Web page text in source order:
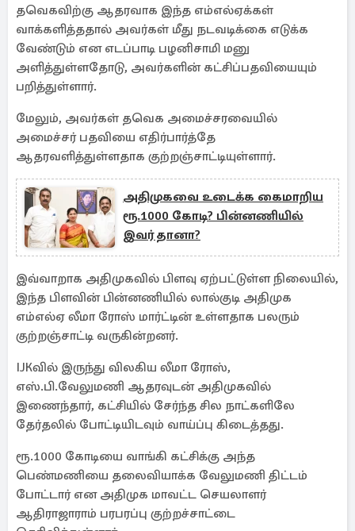
தவெகவிற்கு ஆதரவாக இந்த எம்எல்ஏக்கள்
வாக்களித்ததால் அவர்கள் மீது நடவடிக்கை எடுக்க
வேண்டும் என எடப்பாடி பழனிசாமி மனு
அளித்துள்ளதோடு, அவர்களின் கட்சிப்பதவியையும்
பறித்துள்ளார்.
மேலும், அவர்கள் தவெக அமைச்சரவையில்
அமைச்சர் பதவியை எதிர்பார்த்தே
ஆதரவளித்துள்ளதாக குற்றஞ்சாட்டியுள்ளார்.
அதிமுகவை உடைக்க கைமாறிய
ரூ.1000 கோடி? பின்னணியில்
இவர் தானா?
இவ்வாறாக அதிமுகவில் பிளவு ஏற்பட்டுள்ள நிலையில்,
இந்த பிளவின் பின்னணியில் லால்குடி அதிமுக
எம்எல்ஏ லீமா ரோஸ் மார்ட்டின் உள்ளதாக பலரும்
குற்றஞ்சாட்டி வருகின்றனர்.
IJKவில் இருந்து விலகிய லீமா ரோஸ்,
எஸ்.பி.வேலுமணி ஆதரவுடன் அதிமுகவில்
இணைந்தார், கட்சியில் சேர்ந்த சில நாட்களிலே
தேர்தலில் போட்டியிடவும் வாய்ப்பு கிடைத்தது.
ரூ.1000 கோடியை வாங்கி கட்சிக்கு அந்த
பெண்மணியை தலைவியாக்க வேலுமணி திட்டம்
போட்டார் என அதிமுக மாவட்ட செயலாளர்
ஆதிராஜாராம் பரபரப்பு குற்றச்சாட்டை